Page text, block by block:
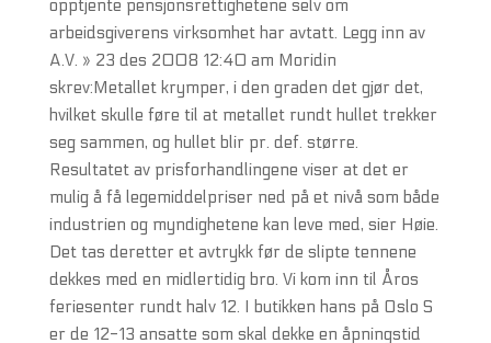
opptjente pensjonsrettighetene selv om
arbeidsgiverens virksomhet har avtatt. Legg inn av
A.V. » 23 des 2008 12:40 am Moridin
skrev:Metallet krymper, i den graden det gjør det,
hvilket skulle føre til at metallet rundt hullet trekker
seg sammen, og hullet blir pr. def. større.
Resultatet av prisforhandlingene viser at det er
mulig å få legemiddelpriser ned på et nivå som både
industrien og myndighetene kan leve med, sier Høie.
Det tas deretter et avtrykk før de slipte tennene
dekkes med en midlertidig bro. Vi kom inn til Åros
feriesenter rundt halv 12. I butikken hans på Oslo S
er de 12-13 ansatte som skal dekke en åpningstid